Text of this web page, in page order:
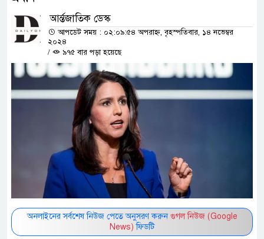
আর্ন্তজাতিক ডেস্ক
আপডেট সময় : ০২:০৯:৫৪ অপরাহ্ন, বৃহস্পতিবার, ১৪ নভেম্বর
২০২৪
/
৯৭৫ বার পড়া হয়েছে
অনলাইনের সর্বশেষ নিউজ পেতে অনুসরণ করুন গুগল নিউজ (Google
News) ফিডটি